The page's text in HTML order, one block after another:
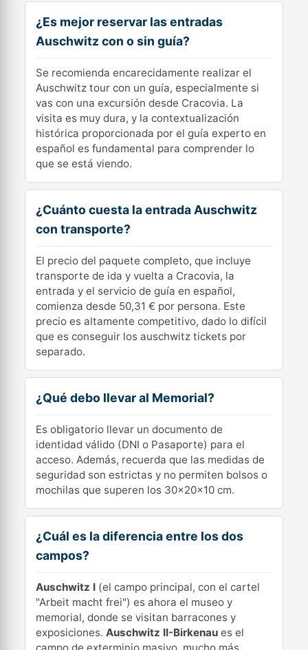
¿Es mejor reservar las entradas
Auschwitz con o sin guía?
Se recomienda encarecidamente realizar el
Auschwitz tour con un guía, especialmente si
vas con una excursión desde Cracovia. La
visita es muy dura, y la contextualización
histórica proporcionada por el guía experto en
español es fundamental para comprender lo
que se está viendo.
¿Cuánto cuesta la entrada Auschwitz
con transporte?
El precio del paquete completo, que incluye
transporte de ida y vuelta a Cracovia, la
entrada y el servicio de guía en español,
comienza desde 50,31 € por persona. Este
precio es altamente competitivo, dado lo difícil
que es conseguir los auschwitz tickets por
separado.
¿Qué debo llevar al Memorial?
Es obligatorio llevar un documento de
identidad válido (DNI o Pasaporte) para el
acceso. Además, recuerda que las medidas de
seguridad son estrictas y no permiten bolsos o
mochilas que superen los 30x20x10 cm.
¿Cuál es la diferencia entre los dos
campos?
Auschwitz I (el campo principal, con el cartel
"Arbeit macht frei") es ahora el museo y
memorial, donde se visitan barracones y
exposiciones.Auschwitz II-Birkenau es el